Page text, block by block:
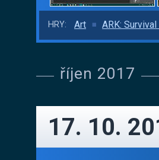
HRY: Art ARK:
říjen 2017
17. 10.